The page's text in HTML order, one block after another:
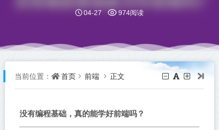
04-27 974阅读
当前位置： 首页 前端 正文
没有编程基础，真的能学好前端吗？